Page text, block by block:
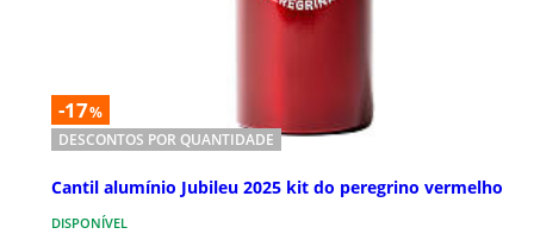
-17%
DESCONTOS POR QUANTIDADE
Cantil alumínio Jubileu 2025 kit do peregrino vermelho
DISPONÍVEL